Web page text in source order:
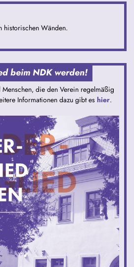
historischen Wänden.
beim NDK werden!
die den Verein regelmäßig
Informationen dazu gibt es hier.